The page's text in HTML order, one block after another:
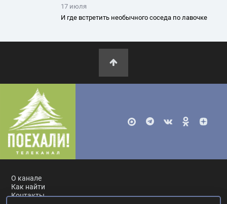
17 июля
И где встретить необычного соседа по лавочке
О канале
Как найти
Контакты